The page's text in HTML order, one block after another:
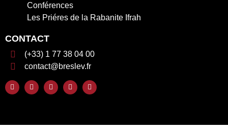
Conférences
Les Priéres de la Rabanite Ifrah
CONTACT
(+33) 1 77 38 04 00
contact@breslev.fr